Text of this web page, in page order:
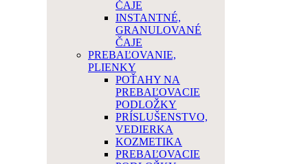
ČAJE
INSTANTNÉ,
GRANULOVANÉ
ČAJE
PREBAĽOVANIE,
PLIENKY
POŤAHY NA
PREBAĽOVACIE
PODLOŽKY
PRÍSLUŠENSTVO,
VEDIERKA
KOZMETIKA
PREBAĽOVACIE